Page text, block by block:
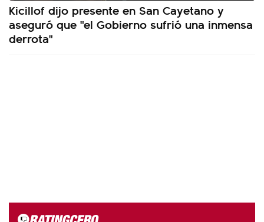
Kicillof dijo presente en San Cayetano y
aseguró que "el Gobierno sufrió una inmensa
derrota"